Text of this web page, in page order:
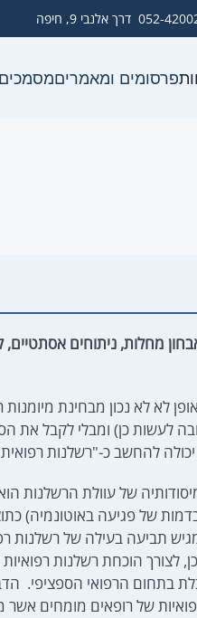
052- דרך אלנבי 9, חיפה
פרסומים ומאמרים
מחלות, ניתוחים
לא לא נכון מבחינת מיומנות
לעשות כן) ומבלי לקבל את
להחשב כ-"רשלנות
של עוולת הרשלנות
בדמות של פגיעה באוטונמיה)
תביעה בעילה של רשלנות
לצורך הוכחת רשלנות
בתחום הרפואי הספציפי.
של רופאים מומחים אשר